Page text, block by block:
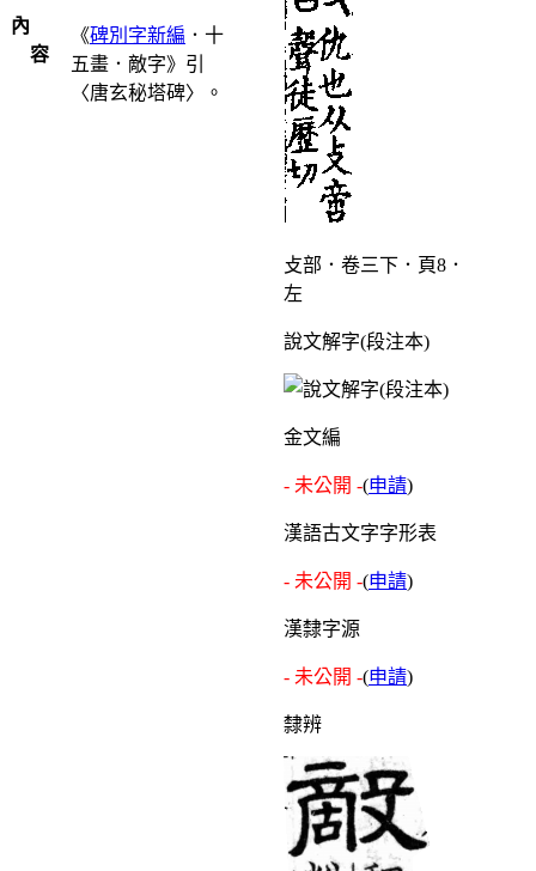
內
容
《碑別字新編 ．十
五畫．敵字》引
〈唐玄秘塔碑〉。
攴部．卷三下．頁8．
左
說文解字(段注本)
金文編
- 未公開 -(申請)
漢語古文字字形表
- 未公開 -(申請)
漢隸字源
- 未公開 -(申請)
隸辨